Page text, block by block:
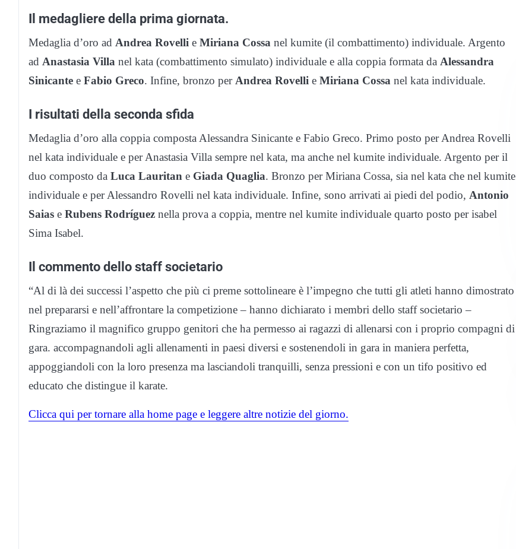
Il medagliere della prima giornata.
Medaglia d’oro ad Andrea Rovelli e Miriana Cossa nel kumite (il combattimento) individuale. Argento
ad Anastasia Villa nel kata (combattimento simulato) individuale e alla coppia formata da Alessandra
Sinicante e Fabio Greco. Infine, bronzo per Andrea Rovelli e Miriana Cossa nel kata individuale.
I risultati della seconda sfida
Medaglia d’oro alla coppia composta Alessandra Sinicante e Fabio Greco. Primo posto per Andrea Rovelli
nel kata individuale e per Anastasia Villa sempre nel kata, ma anche nel kumite individuale. Argento per il
duo composto da Luca Lauritan e Giada Quaglia. Bronzo per Miriana Cossa, sia nel kata che nel kumite
individuale e per Alessandro Rovelli nel kata individuale. Infine, sono arrivati ai piedi del podio, Antonio
Saias e Rubens Rodríguez nella prova a coppia, mentre nel kumite individuale quarto posto per isabel
Sima Isabel.
Il commento dello staff societario
“Al di là dei successi l’aspetto che più ci preme sottolineare è l’impegno che tutti gli atleti hanno dimostrato
nel prepararsi e nell’affrontare la competizione – hanno dichiarato i membri dello staff societario –
Ringraziamo il magnifico gruppo genitori che ha permesso ai ragazzi di allenarsi con i proprio compagni di
gara. accompagnandoli agli allenamenti in paesi diversi e sostenendoli in gara in maniera perfetta,
appoggiandoli con la loro presenza ma lasciandoli tranquilli, senza pressioni e con un tifo positivo ed
educato che distingue il karate.
Clicca qui per tornare alla home page e leggere altre notizie del giorno.